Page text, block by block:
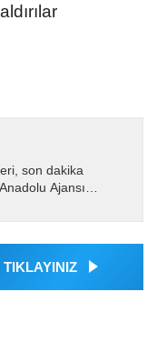
son dakika
Ajansı